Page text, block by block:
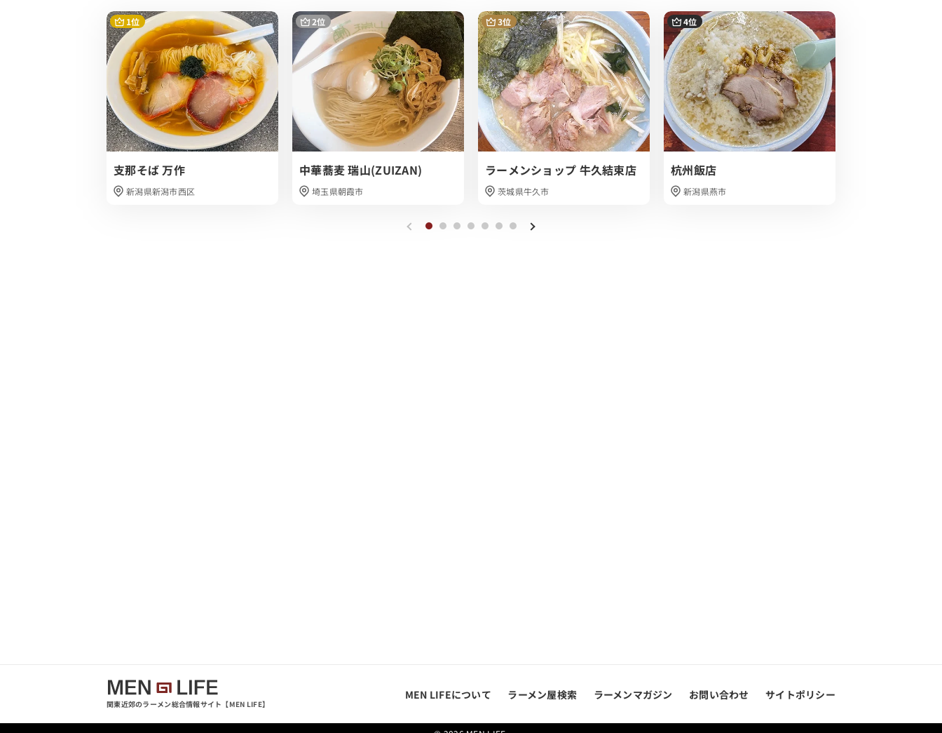
1位
支那そば 万作
新潟県新潟市西区
2位
中華蕎麦 瑞山(ZUIZAN)
埼玉県朝霞市
3位
ラーメンショップ 牛久結束店
茨城県牛久市
4位
杭州飯店
新潟県燕市
関東近郊のラーメン総合情報サイト【MEN LIFE】
MEN LIFEについて ラーメン屋検索 ラーメンマガジン お問い合わせ サイトポリシー